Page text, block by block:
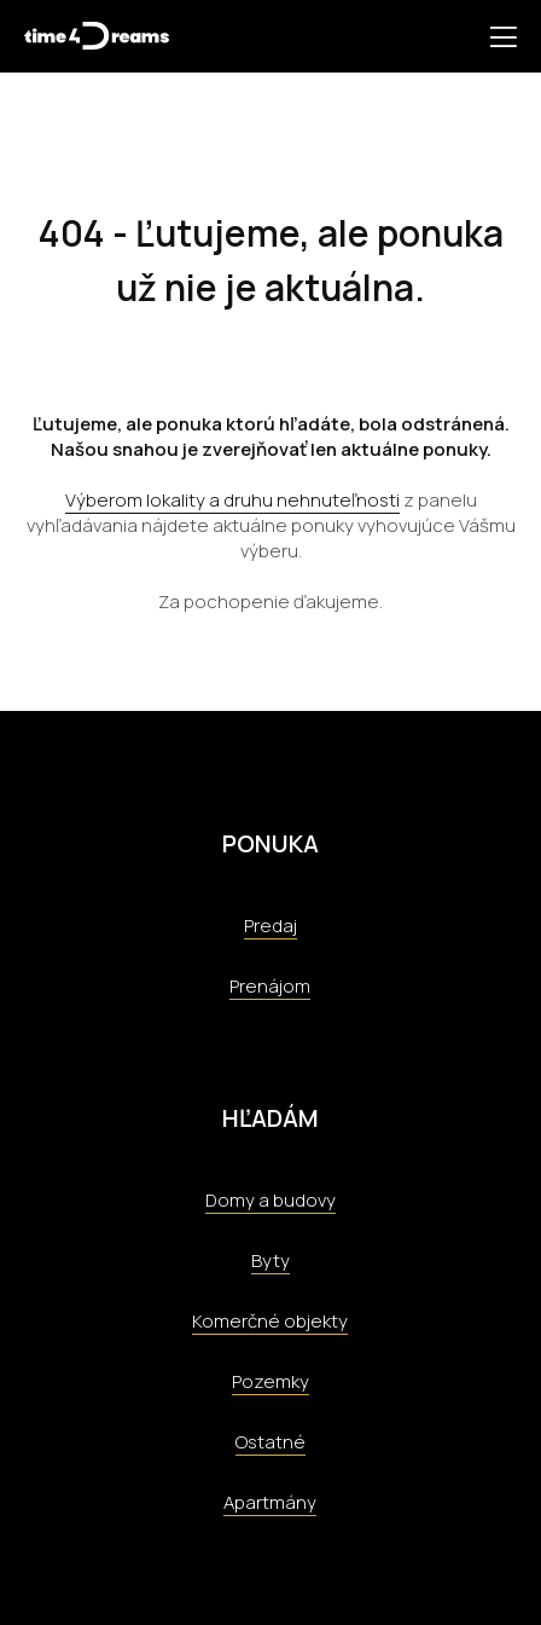
404 - Ľutujeme, ale ponuka
už nie je aktuálna.
Ľutujeme, ale ponuka ktorú hľadáte, bola odstránená.
Našou snahou je zverejňovať len aktuálne ponuky.
Výberom lokality a druhu nehnuteľnosti z panelu
vyhľadávania nájdete aktuálne ponuky vyhovujúce Vášmu
výberu.
Za pochopenie ďakujeme.
PONUKA
Predaj
Prenájom
HĽADÁM
Domy a budovy
Byty
Komerčné objekty
Pozemky
Ostatné
Apartmány